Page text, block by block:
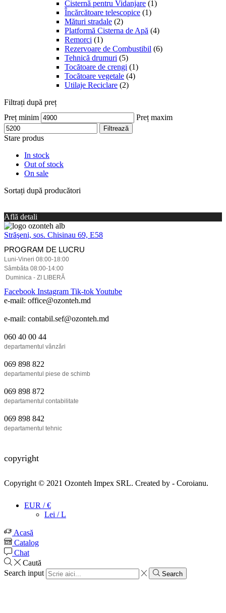
Cisternă pentru Vidanjare (1)
Încărcătoare telescopice (1)
Mături stradale (2)
Platformă Cisterna de Apă (4)
Remorci (1)
Rezervoare de Combustibil (6)
Tehnică drumuri (5)
Tocătoare de crengi (1)
Tocătoare vegetale (4)
Utilaje Reciclare (2)
Filtrați după preț
Preț minim
Preț maxim
Filtrează
Stare produs
In stock
Out of stock
On sale
Sortați după producători
Află detali
Străşeni, sos. Chisinau 69, E58
PROGRAM DE LUCRU
Luni-Vineri 08:00-18:00
Sâmbăta 08:00-14:00
Duminica - ZI LIBERĂ
Facebook Instagram Tik-tokYoutube
e-mail: office@ozonteh.md
e-mail: contabil.sef@ozonteh.md
060 40 00 44
departamentul vânzări
069 898 822
departamentul piese de schimb
069 898 872
departamentul contabilitate
069 898 842
departamentul tehnic
copyright
Copyright © 2021 Ozonteh Impex SRL. Created by - Coroianu.
EUR / €
Lei / L
Acasă
Catalog
Chat
Caută
Search input
Search